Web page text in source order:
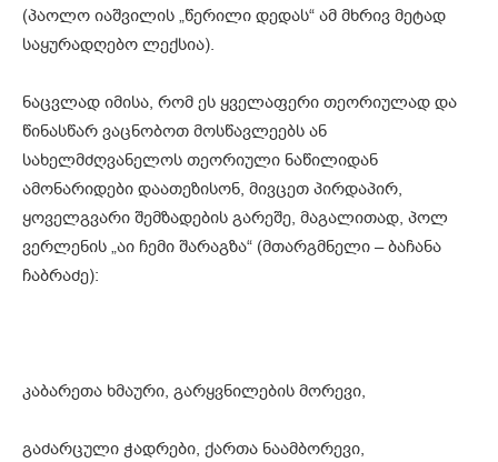
(პაოლო იაშვილის „წერილი დედას“ ამ მხრივ მეტად
საყურადღებო ლექსია).
ნაცვლად იმისა, რომ ეს ყველაფერი თეორიულად და
წინასწარ ვაცნობოთ მოსწავლეებს ან
სახელმძღვანელოს თეორიული ნაწილიდან
ამონარიდები დაათეზისონ, მივცეთ პირდაპირ,
ყოველგვარი შემზადების გარეშე, მაგალითად, პოლ
ვერლენის „აი ჩემი შარაგზა“ (მთარგმნელი – ბაჩანა
ჩაბრაძე):
კაბარეთა ხმაური, გარყვნილების მორევი,
გაძარცული ჭადრები, ქართა ნაამბორევი,